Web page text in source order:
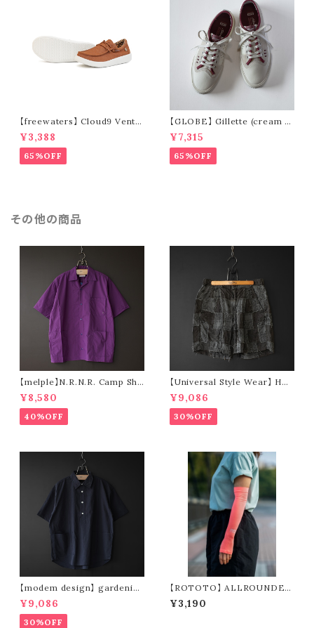
【freewaters】 Cloud9 Ventu
re - Lace Up (brown)
¥3,388
65%OFF
【GLOBE】 Gillette (cream /
pomegranate)
¥7,315
65%OFF
その他の商品
【melple】N.R.N.R. Camp Shir
t (purple)
¥8,580
40%OFF
【Universal Style Wear】 HAV
-A-HANK bandanna patchw
ork short pants (charcoal)
¥9,086
30%OFF
【modem design】 gardenin
g s/s shirt (navy)
¥9,086
30%OFF
【ROTOTO】 ALLROUNDER
¥3,190